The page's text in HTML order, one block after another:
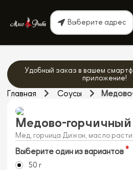
Выберите адрес
Удобный заказ в вашем
приложение!
Главная Соусы
Медово-горчичный
Мед, горчица Дижон, масло
Выберите один из вариантов
50 г